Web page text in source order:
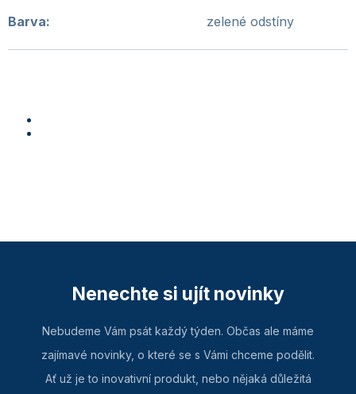
Barva: zelené odstíny
Nenechte si ujít novinky
Nebudeme Vám psát každý týden. Občas ale máme
zajímavé novinky, o které se s Vámi chceme podělit.
Ať už je to inovativní produkt, nebo nějaká důležitá